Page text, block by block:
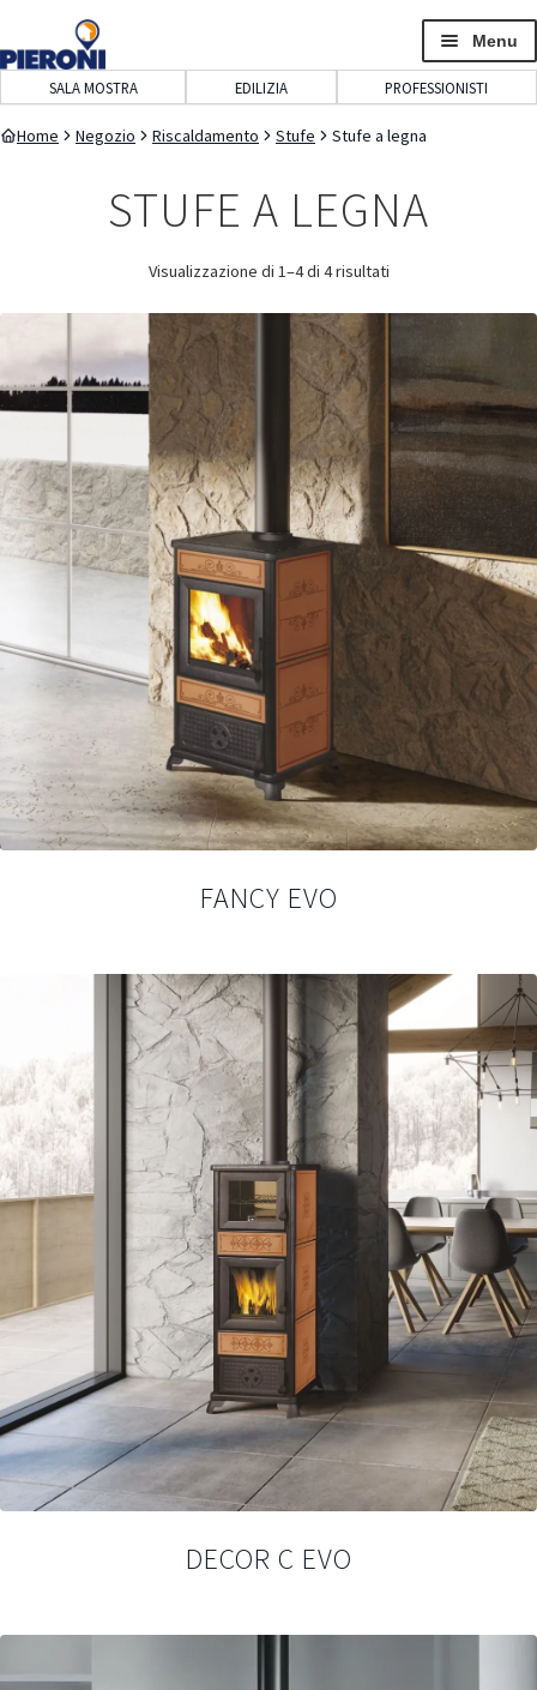
navigazione
contenuto
Menu
SALA MOSTRA EDILIZIA PROFESSIONISTI
Home Negozio Riscaldamento Stufe Stufe a legna
STUFE A LEGNA
Visualizzazione di 1–4 di 4 risultati
FANCY EVO
DECOR C EVO